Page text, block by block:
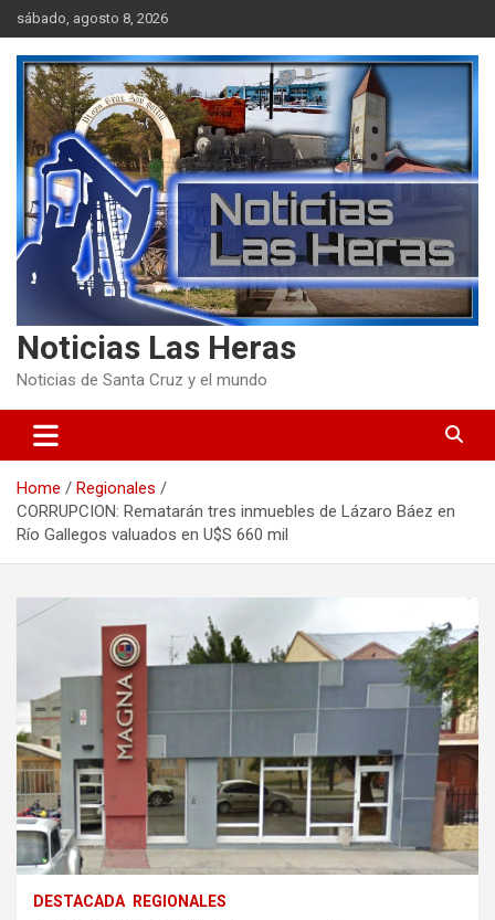
Skip
to
content
sábado, agosto 8, 2026
Noticias Las Heras
Noticias de Santa Cruz y el mundo
Home
Regionales
CORRUPCION: Rematarán tres inmuebles de Lázaro Báez en
Río Gallegos valuados en U$S 660 mil
DESTACADA REGIONALES